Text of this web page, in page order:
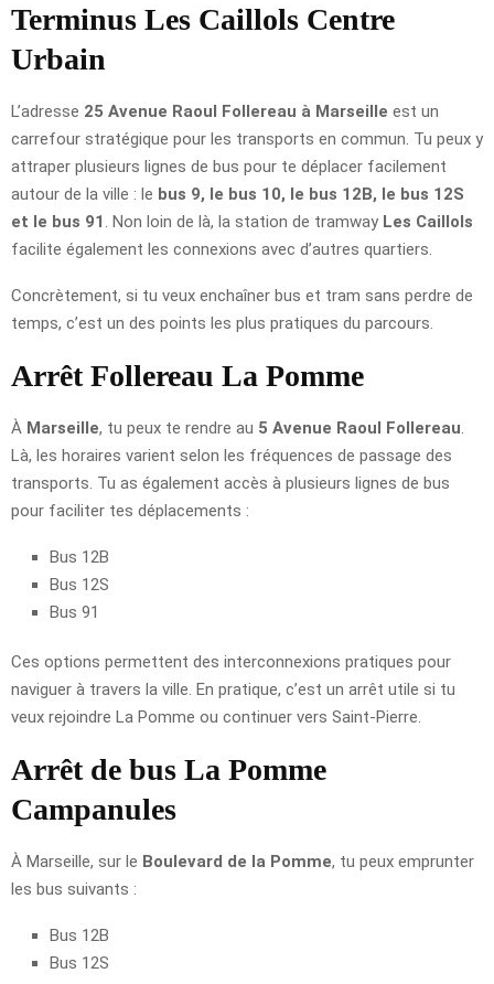
Terminus Les Caillols Centre
Urbain
L’adresse 25 Avenue Raoul Follereau à Marseille est un
carrefour stratégique pour les transports en commun. Tu peux y
attraper plusieurs lignes de bus pour te déplacer facilement
autour de la ville : le bus 9, le bus 10, le bus 12B, le bus 12S
et le bus 91 . Non loin de là, la station de tramway Les Caillols
facilite également les connexions avec d’autres quartiers.
Concrètement, si tu veux enchaîner bus et tram sans perdre de
temps, c’est un des points les plus pratiques du parcours.
Arrêt Follereau La Pomme
À Marseille, tu peux te rendre au 5 Avenue Raoul Follereau
Là, les horaires varient selon les fréquences de passage des
transports. Tu as également accès à plusieurs lignes de bus
pour faciliter tes déplacements :
Bus 12B
Bus 12S
Bus 91
Ces options permettent des interconnexions pratiques pour
naviguer à travers la ville. En pratique, c’est un arrêt utile si tu
veux rejoindre La Pomme ou continuer vers Saint-Pierre.
Arrêt de bus La Pomme
Campanules
À Marseille, sur le Boulevard de la Pomme, tu peux emprunter
les bus suivants :
Bus 12B
Bus 12S